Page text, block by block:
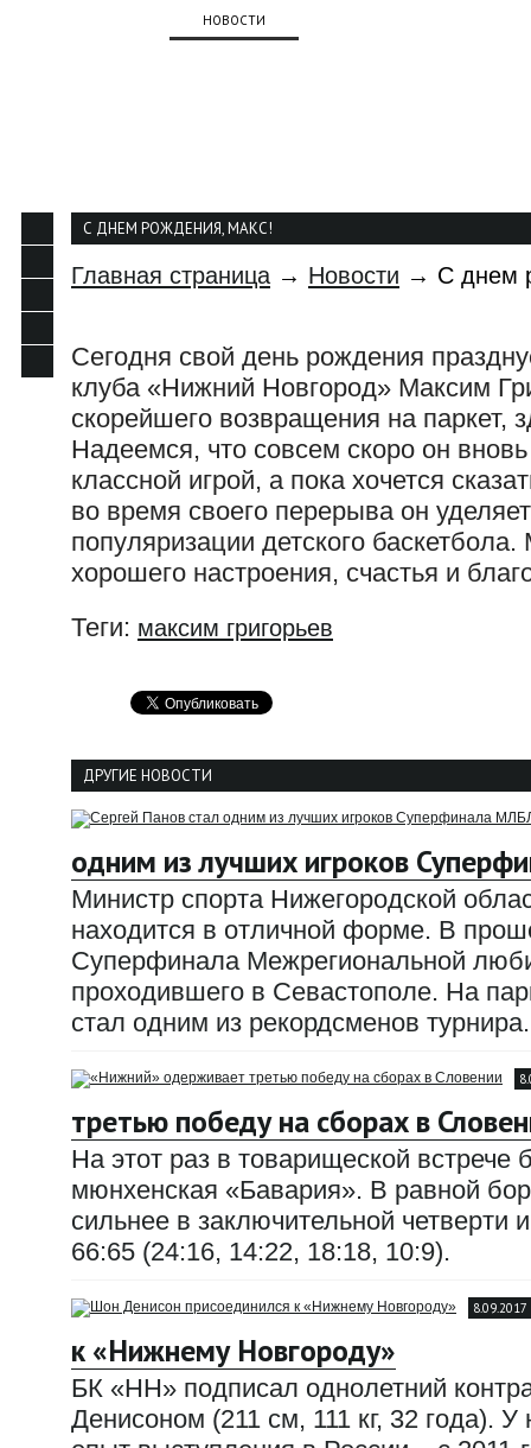
НОВОСТИ
С ДНЕМ РОЖДЕНИЯ, МАКС!
Главная страница → Новости → С днем
Сегодня свой день рождения
клуба «Нижний Новгород» Максим
скорейшего возвращения на паркет,
Надеемся, что совсем скоро он
классной игрой, а пока хочется
во время своего перерыва он
популяризации детского
хорошего настроения, счастья и
Теги: максим григорьев
ДРУГИЕ НОВОСТИ
одним из лучших игроков
Министр спорта Нижегородской
находится в отличной форме. В
Суперфинала Межрегиональной
проходившего в Севастополе. На
стал одним из рекордсменов турнира.
третью победу на сборах в
На этот раз в товарищеской
мюнхенская «Бавария». В равной
сильнее в заключительной четверти
66:65 (24:16, 14:22, 18:18, 10:9).
8.09.2017
к «Нижнему Новгороду»
БК «НН» подписал однолетний
Денисоном (211 см, 111 кг, 32 года).